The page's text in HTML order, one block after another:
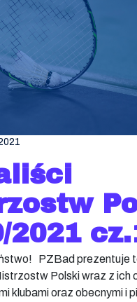
2021
PZBad prezentuje
Polski wraz z ich
klubami oraz obecnymi i